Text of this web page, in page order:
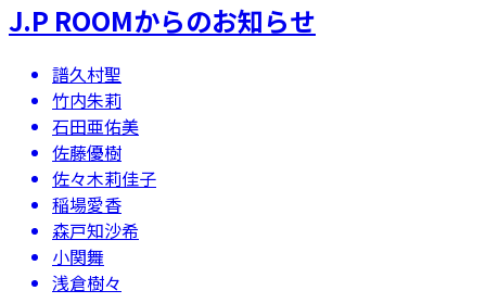
J.P ROOMからのお知らせ
譜久村聖
竹内朱莉
石田亜佑美
佐藤優樹
佐々木莉佳子
稲場愛香
森戸知沙希
小関舞
浅倉樹々